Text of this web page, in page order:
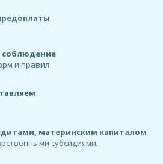
и правил
материнским капиталом
субсидиями.